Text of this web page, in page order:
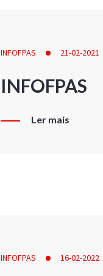
INFOFPAS 21-02-2021
INFOFPAS
Ler mais
INFOFPAS 16-02-2022